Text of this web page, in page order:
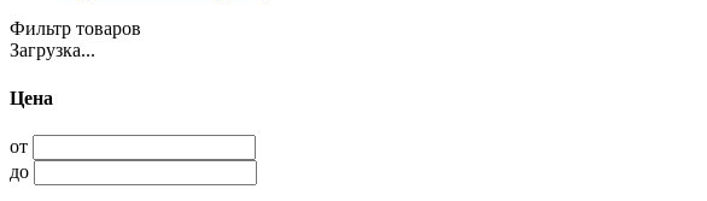
Фильтр товаров
Загрузка...
Цена
от
до